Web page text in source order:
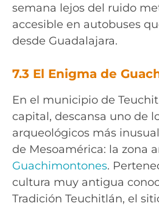
semana lejos del ruido
accesible en autobuses
desde Guadalajara.
7.3 El Enigma de
En el municipio de
capital, descansa uno de
arqueológicos más
de Mesoamérica: la zona
Guachimontones.
cultura muy antigua
Tradición Teuchitlán, el